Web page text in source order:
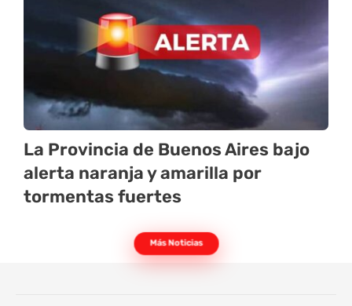
La Provincia de Buenos Aires bajo
alerta naranja y amarilla por
tormentas fuertes
Más Noticias